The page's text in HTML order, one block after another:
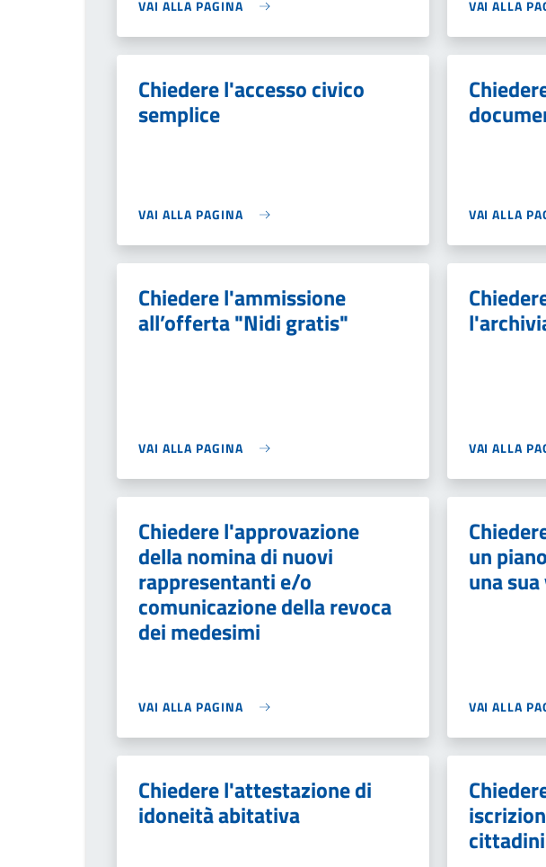
VAI ALLA PAGINA VAI ALLA
Chiedere l'accesso civico
semplice
VAI ALLA PAGINA VAI ALLA
Chiedere l'ammissione
all’offerta "Nidi gratis"
VAI ALLA PAGINA VAI ALLA
Chiedere l'approvazione
della nomina di nuovi
rappresentanti e/o
comunicazione della revoca
dei medesimi
VAI ALLA PAGINA
un
una
VAI ALLA
Chiedere l'attestazione di
idoneità abitativa